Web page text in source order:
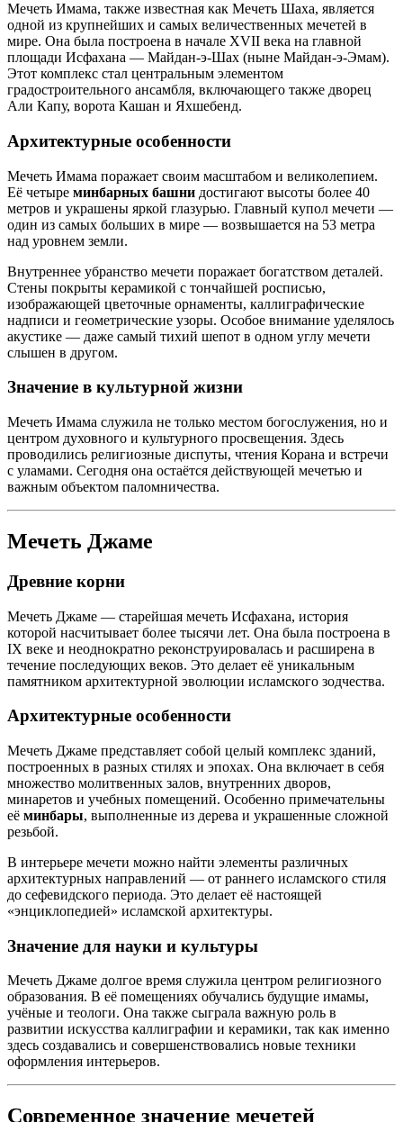
Мечеть Имама, также известная как Мечеть Шаха, является
одной из крупнейших и самых величественных мечетей в
мире. Она была построена в начале XVII века на главной
площади Исфахана — Майдан-э-Шах (ныне Майдан-э-Эмам).
Этот комплекс стал центральным элементом
градостроительного ансамбля, включающего также дворец
Али Капу, ворота Кашан и Яхшебенд.
Архитектурные особенности
Мечеть Имама поражает своим масштабом и великолепием.
Её четыре минбарных башни достигают высоты более 40
метров и украшены яркой глазурью. Главный купол мечети —
один из самых больших в мире — возвышается на 53 метра
над уровнем земли.
Внутреннее убранство мечети поражает богатством деталей.
Стены покрыты керамикой с тончайшей росписью,
изображающей цветочные орнаменты, каллиграфические
надписи и геометрические узоры. Особое внимание уделялось
акустике — даже самый тихий шепот в одном углу мечети
слышен в другом.
Значение в культурной жизни
Мечеть Имама служила не только местом богослужения, но и
центром духовного и культурного просвещения. Здесь
проводились религиозные диспуты, чтения Корана и встречи
с уламами. Сегодня она остаётся действующей мечетью и
важным объектом паломничества.
Мечеть Джаме
Древние корни
Мечеть Джаме — старейшая мечеть Исфахана, история
которой насчитывает более тысячи лет. Она была построена в
IX веке и неоднократно реконструировалась и расширена в
течение последующих веков. Это делает её уникальным
памятником архитектурной эволюции исламского зодчества.
Архитектурные особенности
Мечеть Джаме представляет собой целый комплекс зданий,
построенных в разных стилях и эпохах. Она включает в себя
множество молитвенных залов, внутренних дворов,
минаретов и учебных помещений. Особенно примечательны
её минбары, выполненные из дерева и украшенные сложной
резьбой.
В интерьере мечети можно найти элементы различных
архитектурных направлений — от раннего исламского стиля
до сефевидского периода. Это делает её настоящей
«энциклопедией» исламской архитектуры.
Значение для науки и культуры
Мечеть Джаме долгое время служила центром религиозного
образования. В её помещениях обучались будущие имамы,
учёные и теологи. Она также сыграла важную роль в
развитии искусства каллиграфии и керамики, так как именно
здесь создавались и совершенствовались новые техники
оформления интерьеров.
Современное значение мечетей